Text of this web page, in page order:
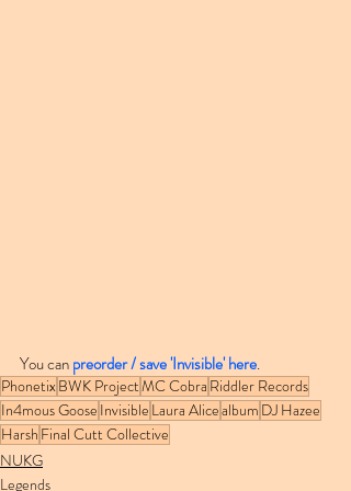
You can preorder / save 'Invisible' here.
PhonetixBWK ProjectMC Cobra Riddler Records
In4mous Goose Invisible Laura Alicealbum DJ Hazee
Harsh Final Cutt Collective
NUKG
Legends